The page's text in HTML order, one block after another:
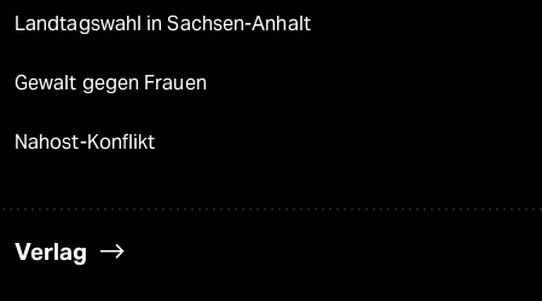
Landtagswahl in Sachsen-Anhalt
Gewalt gegen Frauen
Nahost-Konflikt
Verlag